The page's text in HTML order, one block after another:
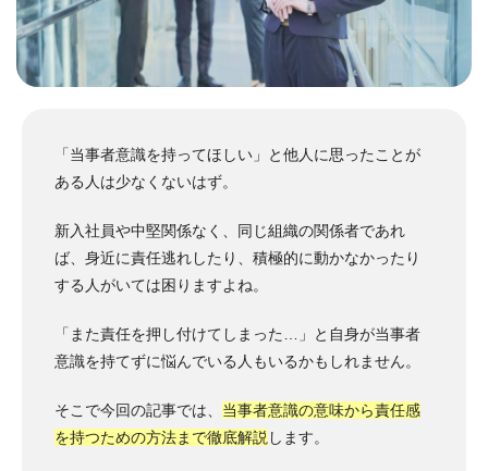
「当事者意識を持ってほしい」と他人に思ったことが
ある人は少なくないはず。
新入社員や中堅関係なく、同じ組織の関係者であれ
ば、身近に責任逃れしたり、積極的に動かなかったり
する人がいては困りますよね。
「また責任を押し付けてしまった…」と自身が当事者
意識を持てずに悩んでいる人もいるかもしれません。
そこで今回の記事では、 当事者意識の意味から責任感
を持つための方法まで徹底解説 します。